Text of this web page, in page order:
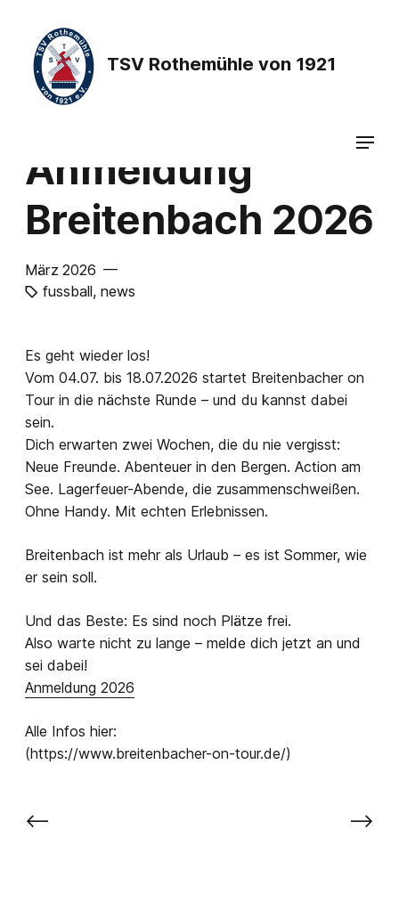
TSV Rothemühle von 1921
Anmeldung
Breitenbach 2026
März 2026 —
fussball, news
Es geht wieder los!
Vom 04.07. bis 18.07.2026 startet Breitenbacher on
Tour in die nächste Runde – und du kannst dabei
sein.
Dich erwarten zwei Wochen, die du nie vergisst:
Neue Freunde. Abenteuer in den Bergen. Action am
See. Lagerfeuer-Abende, die zusammenschweißen.
Ohne Handy. Mit echten Erlebnissen.
Breitenbach ist mehr als Urlaub – es ist Sommer, wie
er sein soll.
Und das Beste: Es sind noch Plätze frei.
Also warte nicht zu lange – melde dich jetzt an und
sei dabei!
Anmeldung 2026
Alle Infos hier:
(https://www.breitenbacher-on-tour.de/)
⟵ ⟶